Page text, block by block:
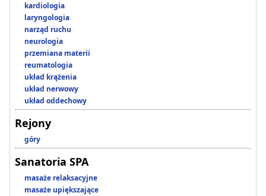
kardiologia
laryngologia
narząd ruchu
neurologia
przemiana materii
reumatologia
układ krążenia
układ nerwowy
układ oddechowy
Rejony
góry
Sanatoria SPA
masaże relaksacyjne
masaże upiększające